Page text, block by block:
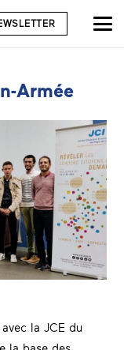
Armée
la JCE du